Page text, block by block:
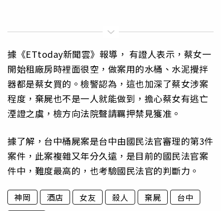
據《ETtoday新聞雲》報導， 有證人表示，蔡女一
開始租廠房時裡面很空，做案用的水桶、水泥攪拌
器都是蔡女買的。檢警認為，這也加深了蔡女涉案
程度，棄屍也不是一人就能做到，擔心蔡女有逃亡
湮證之虞，檢方向法院聲請羈押禁見獲准。
據了解，台中桶屍案是台中由國民法官審理的第3件
案件，此案複雜又年分久遠，是目前的國民法官案
件中，難度最高的，也考驗國民法官的判斷力。
神岡 酒店 女友 殺人 棄屍
台中